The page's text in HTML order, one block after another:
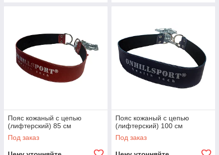
Пояс кожаный с цепью
(лифтерский) 85 см
Под заказ
Пояс кожаный с цепью
(лифтерский) 100 см
Под заказ